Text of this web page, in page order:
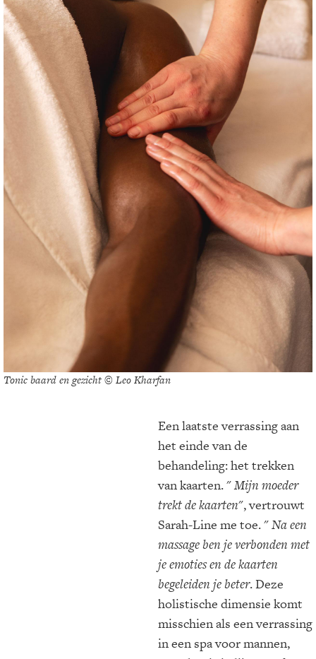
Tonic baard en gezicht © Leo Kharfan
Een laatste verrassing aan
het einde van de
behandeling: het trekken
van kaarten. "Mijn moeder
trekt de kaarten", vertrouwt
Sarah-Line me toe. "Na een
massage ben je verbonden met
je emoties en de kaarten
begeleiden je beter. Deze
holistische dimensie komt
misschien als een verrassing
in een spa voor mannen,